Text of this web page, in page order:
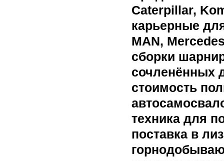
Caterpillar,
карьерные
MAN,
сборки
сочленённых
стоимость
техника для
поставка в